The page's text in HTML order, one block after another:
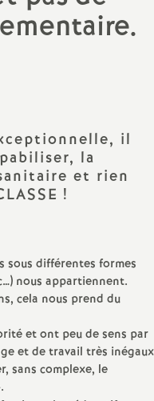
a
o
n
l
d
e
il
la
et rien
!
sous différentes formes
nous appartiennent.
cela nous prend du
et ont peu de sens par
et de travail très inégaux
sans complexe, le